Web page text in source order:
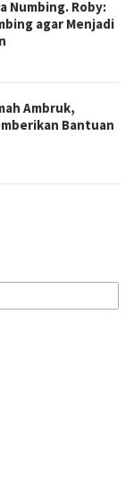
Numbing. Roby:
agar Menjadi
Ambruk,
Bantuan